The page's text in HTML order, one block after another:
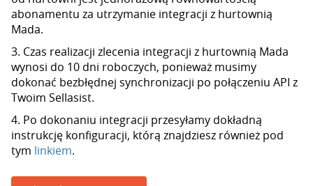
abonamentu za utrzymanie integracji z hurtownią
Mada.
3. Czas realizacji zlecenia integracji z hurtownią Mada
wynosi do 10 dni roboczych, ponieważ musimy
dokonać bezbłędnej synchronizacji po połączeniu API z
Twoim Sellasist.
4. Po dokonaniu integracji przesyłamy dokładną
instrukcję konfiguracji, którą znajdziesz również pod
tym linkiem.